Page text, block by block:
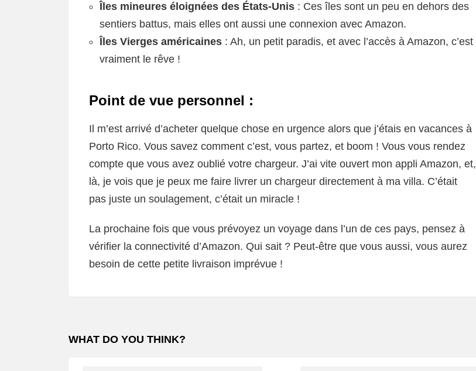
Îles mineures éloignées des États-Unis : Ces îles sont un peu en dehors des
sentiers battus, mais elles ont aussi une connexion avec Amazon.
Îles Vierges américaines : Ah, un petit paradis, et avec l’accès à Amazon, c’est
vraiment le rêve !
Point de vue personnel :
Il m’est arrivé d’acheter quelque chose en urgence alors que j’étais en vacances à
Porto Rico. Vous savez comment c’est, vous partez, et boom ! Vous vous rendez
compte que vous avez oublié votre chargeur. J’ai vite ouvert mon appli Amazon, et,
là, je vois que je peux me faire livrer un chargeur directement à ma villa. C’était
pas juste un soulagement, c’était un miracle !
La prochaine fois que vous prévoyez un voyage dans l’un de ces pays, pensez à
vérifier la connectivité d’Amazon. Qui sait ? Peut-être que vous aussi, vous aurez
besoin de cette petite livraison imprévue !
WHAT DO YOU THINK?